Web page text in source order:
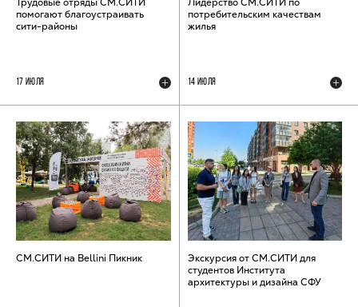
помогают благоустраивать
сити-районы
17 ИЮЛЯ
потребительским качествам
жилья
14 ИЮЛЯ
СМ.СИТИ на Bellini Пикник
Экскурсия от СМ.СИТИ для
студентов Института
архитектуры и дизайна СФУ